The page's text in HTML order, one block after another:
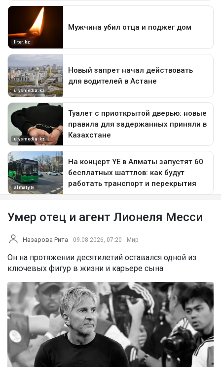
Умер отец и агент Лионеля Месси
Назарова Рита 09.08.2026, 07:20 Мир
Он на протяжении десятилетий оставался одной из
ключевых фигур в жизни и карьере сына